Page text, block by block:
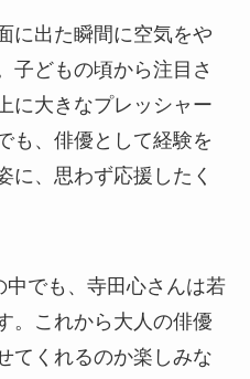
に出た瞬間に空気をや
子どもの頃から注目さ
に大きなプレッシャー
も、俳優として経験を
に、思わず応援したく
でも、寺田心さんは若
。これから大人の俳優
てくれるのか楽しみな